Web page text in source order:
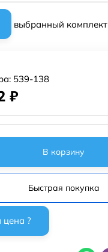
выбранный комплект
539-138
₽
В корзину
Быстрая покупка